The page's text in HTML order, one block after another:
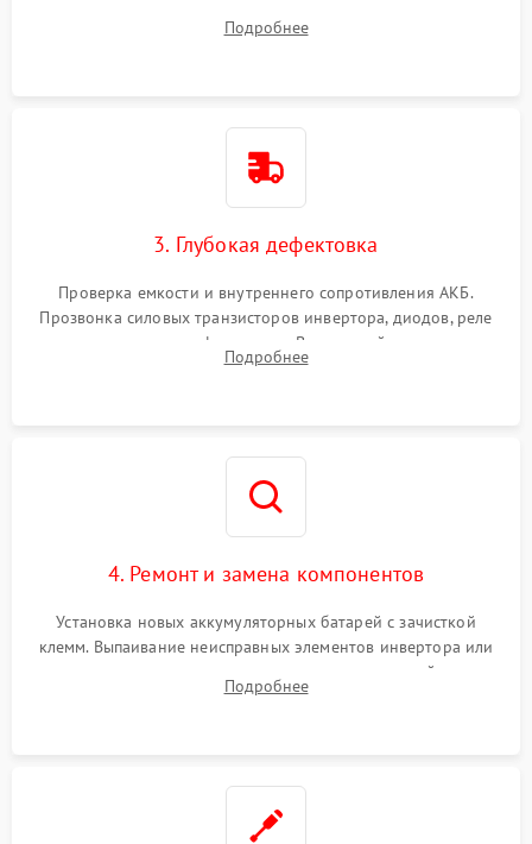
и кистей для предотвращения перегрева и замыканий.
Подробнее
3. Глубокая дефектовка
Проверка емкости и внутреннего сопротивления АКБ.
Прозвонка силовых транзисторов инвертора, диодов, реле
переключения и трансформатора. Визуальный поиск вздутых
конденсаторов и прогаров на печатной плате.
Подробнее
4. Ремонт и замена компонентов
Установка новых аккумуляторных батарей с зачисткой
клемм. Выпаивание неисправных элементов инвертора или
цепи зарядки и монтаж новых радиодеталей.
Восстановление поврежденных токоведущих дорожек и
Подробнее